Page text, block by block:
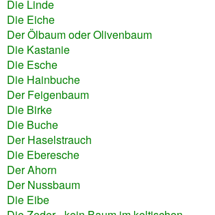
Die Linde
Die Eiche
Der Ölbaum oder Olivenbaum
Die Kastanie
Die Esche
Die Hainbuche
Der Feigenbaum
Die Birke
Die Buche
Der Haselstrauch
Die Eberesche
Der Ahorn
Der Nussbaum
Die Eibe